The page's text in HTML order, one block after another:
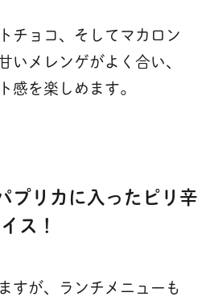
チョコ、そしてマカロン
いメレンゲがよく合い、
感を楽しめます。
プリカに入ったピリ辛
ス！
すが、ランチメニューも